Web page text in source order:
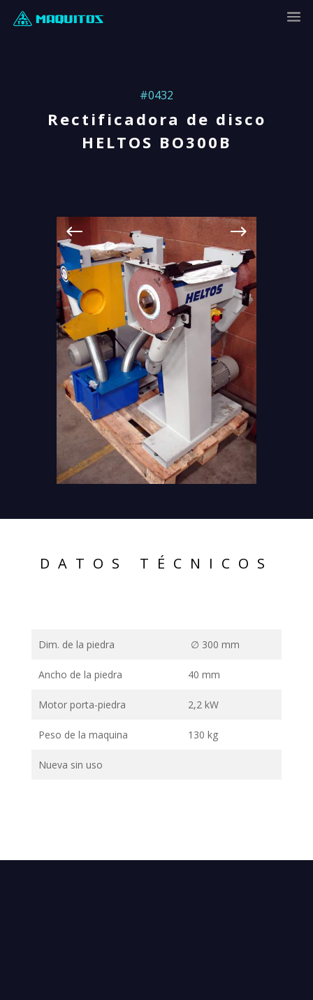
#0432
Rectificadora de disco
HELTOS BO300B
DATOS TÉCNICOS
Dim. de la piedra ∅ 300 mm
Ancho de la piedra 40 mm
Motor porta-piedra 2,2 kW
Peso de la maquina 130 kg
Nueva sin uso